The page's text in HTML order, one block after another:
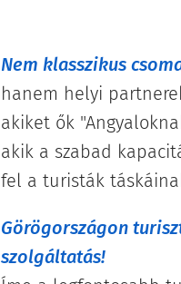
Nem klasszikus
hanem helyi
akiket ők
akik a szabad
fel a turisták
Görögországon
szolgáltatás!